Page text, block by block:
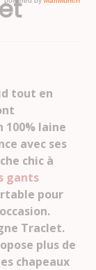
tout en
100% laine
avec ses
chic à
gants
pour
Traclet.
plus de
chapeaux